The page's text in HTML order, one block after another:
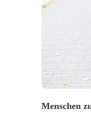
Menschen